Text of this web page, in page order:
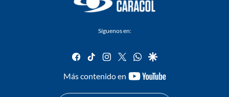
Síguenos en:
facebook
tiktok instagram
twitterwhatsapp
google
Más contenido en
youtube-